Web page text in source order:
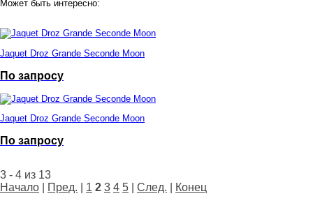
Может быть интересно:
Jaquet Droz Grande Seconde Moon
По запросу
Jaquet Droz Grande Seconde Moon
По запросу
3 - 4 из 13
Начало
Пред. 1 2 3 4 5 След. Конец